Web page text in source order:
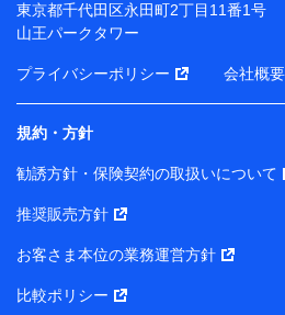
月11日以降、一度もdポイントク
がないお客さまに限る）に関する
前に取得した個人データは、こち
当社は株式会社NTTドコモ・フ
との間で、以下のとおり個人デ
す。
【共同して利用される利用データ
当社または株式会社NTTドコモ・
の個人データ
東京都千代田区永田町2丁目11番1号
山王パークタワー
プライバシーポリシー 会社概要
規約・方針
勧誘方針・保険契約の取扱いについて
推奨販売方針
お客さま本位の業務運営方針
比較ポリシー